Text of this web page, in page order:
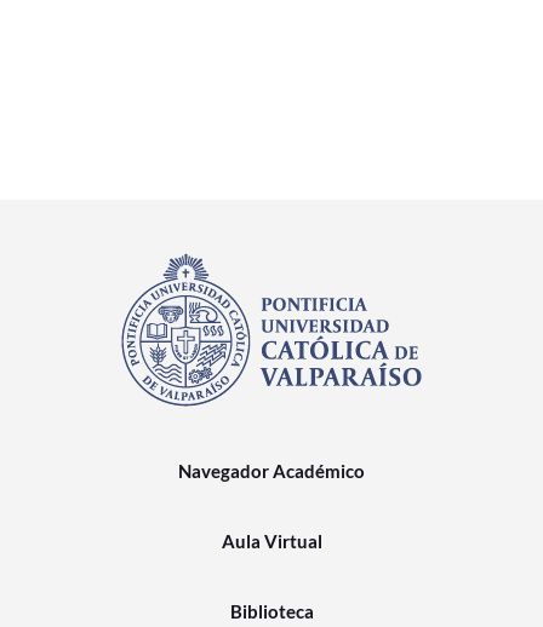
Navegador Académico
Aula Virtual
Biblioteca